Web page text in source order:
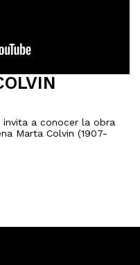
invita a conocer la obra
Marta Colvin (1907-